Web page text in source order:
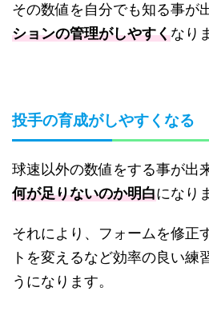
その数値を自分でも知る事が
ションの管理がしやすくなり
投手の育成がしやすくなる
球速以外の数値をする事が出
何が足りないのか明白になり
それにより、フォームを修正
トを変えるなど効率の良い練
うになります。